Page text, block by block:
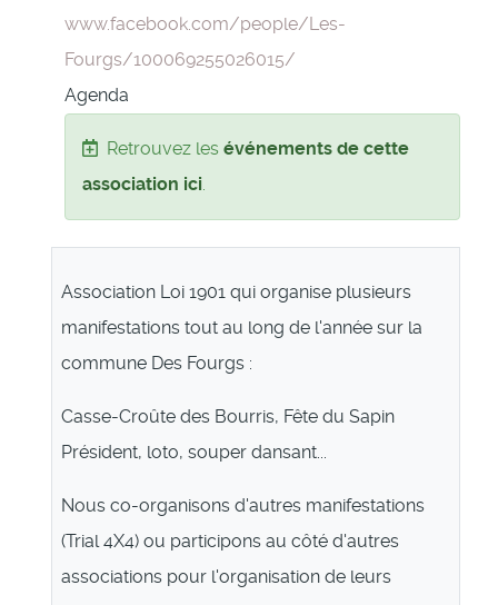
www.facebook.com/people/Les-
Fourgs/100069255026015/
Agenda
Retrouvez les événements de cette
association ici.
Association Loi 1901 qui organise plusieurs
manifestations tout au long de l'année sur la
commune Des Fourgs :
Casse-Croûte des Bourris, Fête du Sapin
Président, loto, souper dansant...
Nous co-organisons d'autres manifestations
(Trial 4X4) ou participons au côté d'autres
associations pour l'organisation de leurs